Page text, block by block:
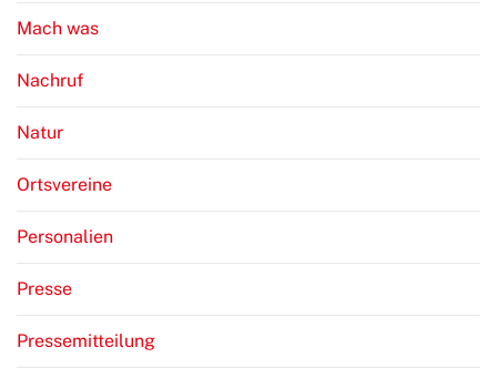
Mach was
Nachruf
Natur
Ortsvereine
Personalien
Presse
Pressemitteilung